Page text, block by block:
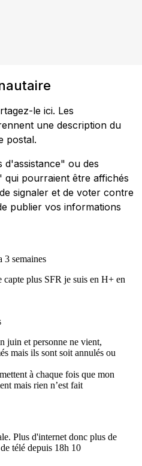
le ici. Les
une description du
postal.
ou des
pourraient être affichés
signaler et de voter contre
publier vos informations